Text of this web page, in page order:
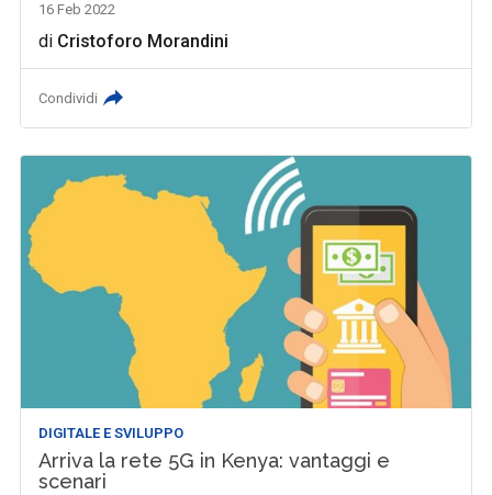
16 Feb 2022
di Cristoforo Morandini
Condividi
DIGITALE E SVILUPPO
Arriva la rete 5G in Kenya: vantaggi e
scenari